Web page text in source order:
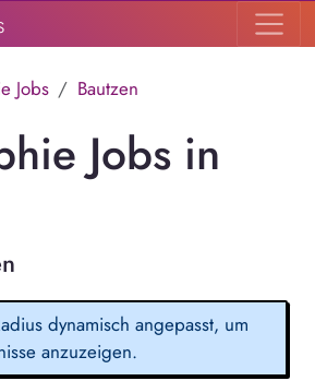
Jobs Bautzen
Jobs in
dynamisch angepasst, um
anzuzeigen.